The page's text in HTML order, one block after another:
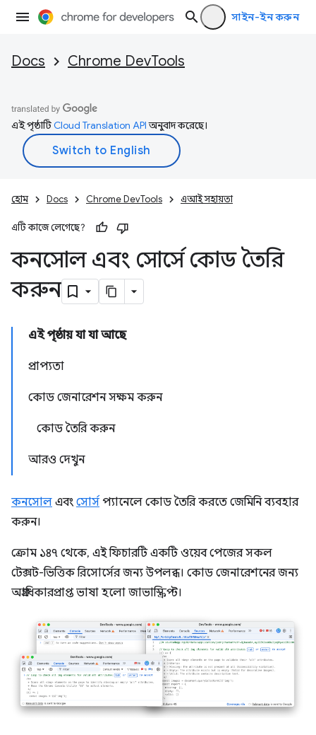
সাইন-ইন করুন
Docs Chrome DevTools
এই পৃষ্ঠাটিCloud Translation APIঅনুবাদ করেছে।
হোম Docs Chrome DevTools এআই সহায়তা
এটি কাজে লেগেছে?
কনসোল এবং সোর্সে কোড তৈরি
করুন
এই পৃষ্ঠায় যা যা আছে
প্রাপ্যতা
কোড জেনারেশন সক্ষম করুন
কোড তৈরি করুন
আরও দেখুন
কনসোল এবং সোর্স প্যানেলে কোড তৈরি করতে জেমিনি ব্যবহার
করুন।
ক্রোম ১৪৭ থেকে, এই ফিচারটি একটি ওয়েব পেজের সকল
টেক্সট-ভিত্তিক রিসোর্সের জন্য উপলব্ধ। কোড জেনারেশনের জন্য
অগ্রাধিকারপ্রাপ্ত ভাষা হলো জাভাস্ক্রিপ্ট।